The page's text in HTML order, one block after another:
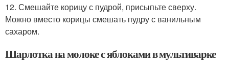
12. Смешайте корицу с пудрой, присыпьте сверху.
Можно вместо корицы смешать пудру с ванильным
сахаром.
Шарлотка на молоке с яблоками в мультиварке